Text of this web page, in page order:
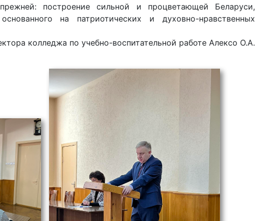
построение сильной и процветающей Беларуси,
на патриотических и духовно-нравственных
колледжа по учебно-воспитательной работе Алексо О.А.